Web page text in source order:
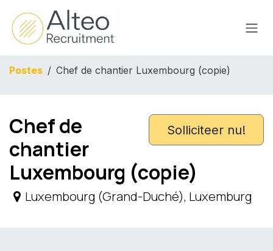
Overslaan naar inhoud
Postes Chef de chantier Luxembourg (copie)
Solliciteer nu!
Chef de
chantier
Luxembourg (copie)
Luxembourg (Grand-Duché), Luxemburg